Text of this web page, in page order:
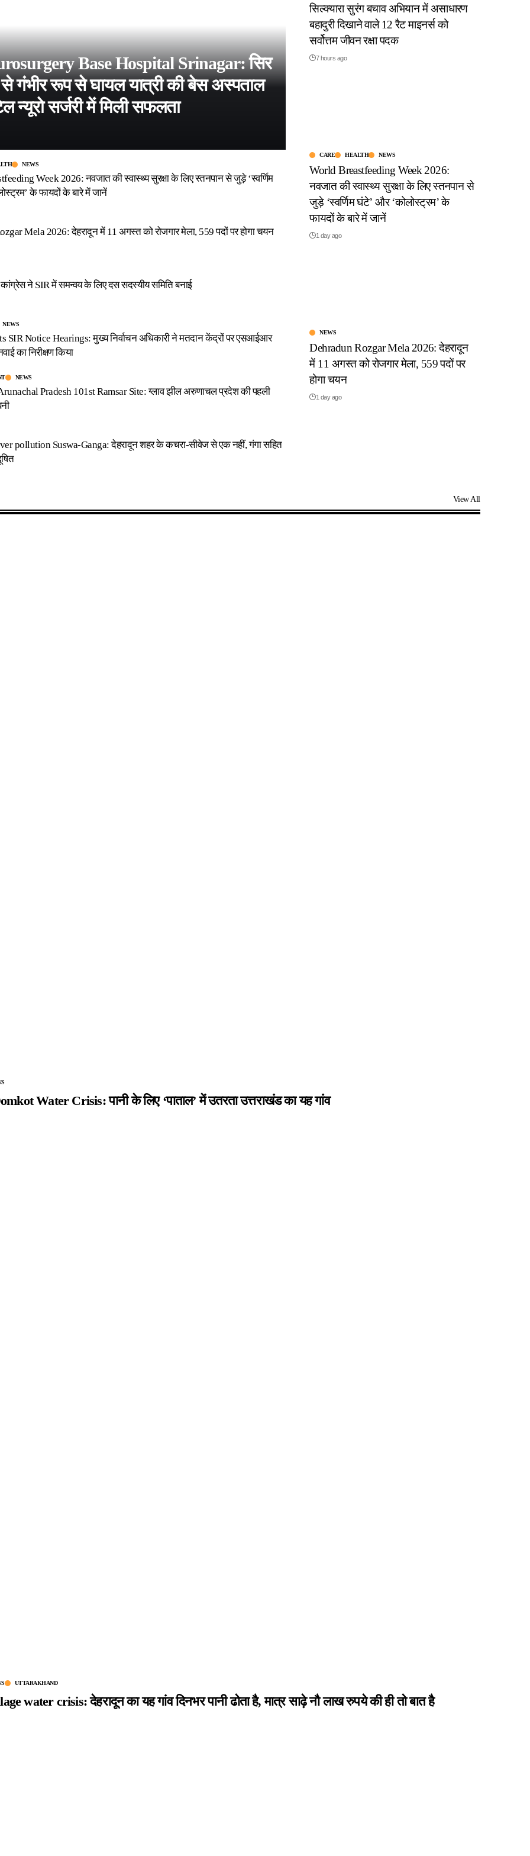
Base Hospital Srinagar: सिर
से गंभीर रूप से घायल यात्री की बेस अस्पताल
न्यूरो सर्जरी में मिली सफलता
NEWS
Week 2026: नवजात की स्वास्थ्य सुरक्षा के लिए स्तनपान से जुड़े ‘स्वर्णिम
के फायदों के बारे में जानें
Mela 2026: देहरादून में 11 अगस्त को रोजगार मेला, 559 पदों पर होगा चयन
कांग्रेस ने SIR में समन्वय के लिए दस सदस्यीय समिति बनाई
NEWS
SIR Notice Hearings: मुख्य निर्वाचन अधिकारी ने मतदान केंद्रों पर एसआईआर
का निरीक्षण किया
NEWS
Pradesh 101st Ramsar Site: ग्लाव झील अरुणाचल प्रदेश की पहली
pollution Suswa-Ganga: देहरादून शहर के कचरा-सीवेज से एक नहीं, गंगा सहित
सिल्क्यारा सुरंग बचाव अभियान में असाधारण
बहादुरी दिखाने वाले 12 रैट माइनर्स को
सर्वोत्तम जीवन रक्षा पदक
7 hours ago
CARE HEALTH NEWS
World Breastfeeding Week 2026:
नवजात की स्वास्थ्य सुरक्षा के लिए स्तनपान से
जुड़े ‘स्वर्णिम घंटे’ और ‘कोलोस्ट्रम’ के
फायदों के बारे में जानें
1 day ago
NEWS
Dehradun Rozgar Mela 2026: देहरादून
में 11 अगस्त को रोजगार मेला, 559 पदों पर
होगा चयन
1 day ago
View All
Water Crisis: पानी के लिए ‘पाताल’ में उतरता उत्तराखंड का यह गांव
UTTARAKHAND
water crisis: देहरादून का यह गांव दिनभर पानी ढोता है, मात्र साढ़े नौ लाख रुपये की ही तो बात है